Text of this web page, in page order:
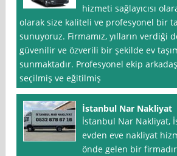
hizmeti sağlayıcısı
olarak size kaliteli ve profesyonel bir
sunuyoruz. Firmamız, yılların verdiği
güvenilir ve özverili bir şekilde ev
sunmaktadır. Profesyonel ekip
seçilmiş ve eğitilmiş
İstanbul Nar Nakliyat
İstanbul Nar Nakliyat,
evden eve nakliyat
önde gelen bir